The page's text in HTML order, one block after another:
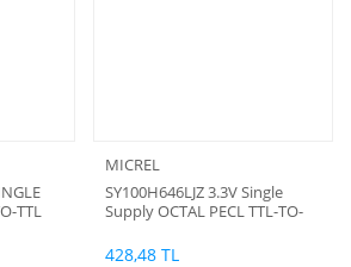
TTL
MICREL
SY100H646LJZ 3.3V Single
Supply OCTAL PECL TTL-TO-
428,48 TL